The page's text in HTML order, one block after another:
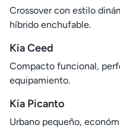
Crossover con estilo
híbrido enchufable.
Kia Ceed
Compacto funcional,
equipamiento.
Kia Picanto
Urbano pequeño,